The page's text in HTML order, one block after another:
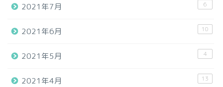
2021年7月 6
2021年6月 10
2021年5月 4
2021年4月 13